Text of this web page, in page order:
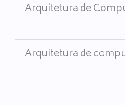
Arquitetura de
Arquitetura de